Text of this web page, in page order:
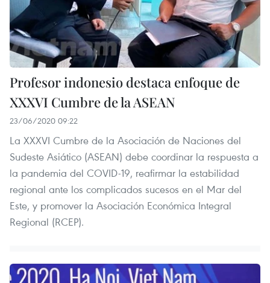
Profesor indonesio destaca enfoque de
XXXVI Cumbre de la ASEAN
23/06/2020 09:22
La XXXVI Cumbre de la Asociación de Naciones del
Sudeste Asiático (ASEAN) debe coordinar la respuesta a
la pandemia del COVID-19, reafirmar la estabilidad
regional ante los complicados sucesos en el Mar del
Este, y promover la Asociación Económica Integral
Regional (RCEP).